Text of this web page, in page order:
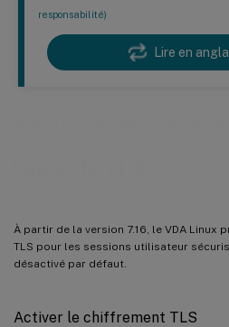
responsabilité)
Lire en
À partir de la version 7.16, le VDA Linux
TLS pour les sessions utilisateur
désactivé par défaut.
Activer le chiffrement TLS